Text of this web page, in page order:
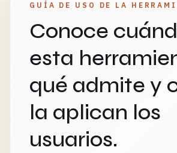
GUÍA DE USO DE LA
Conoce
esta
qué admite y
la aplican los
usuarios.